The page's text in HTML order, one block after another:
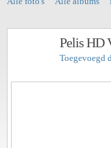
Pelis HD
Toegevoegd